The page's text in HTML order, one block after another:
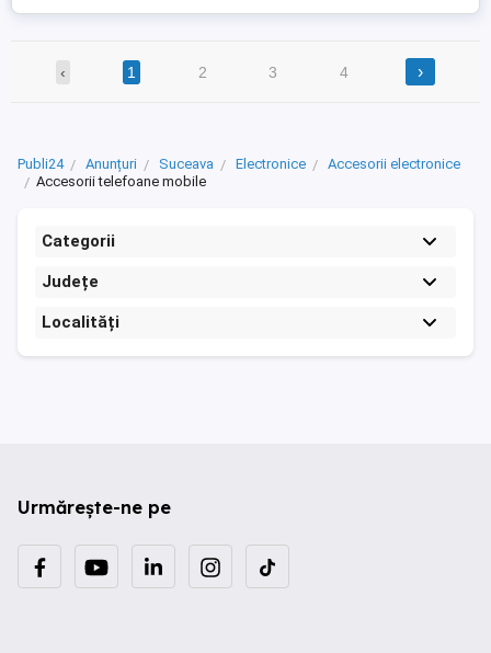
‹ 1 2 3 4 ›
Publi24 Anunțuri Suceava Electronice
Accesorii electronice
Accesorii telefoane mobile
Categorii
Județe
Localități
Urmărește-ne pe